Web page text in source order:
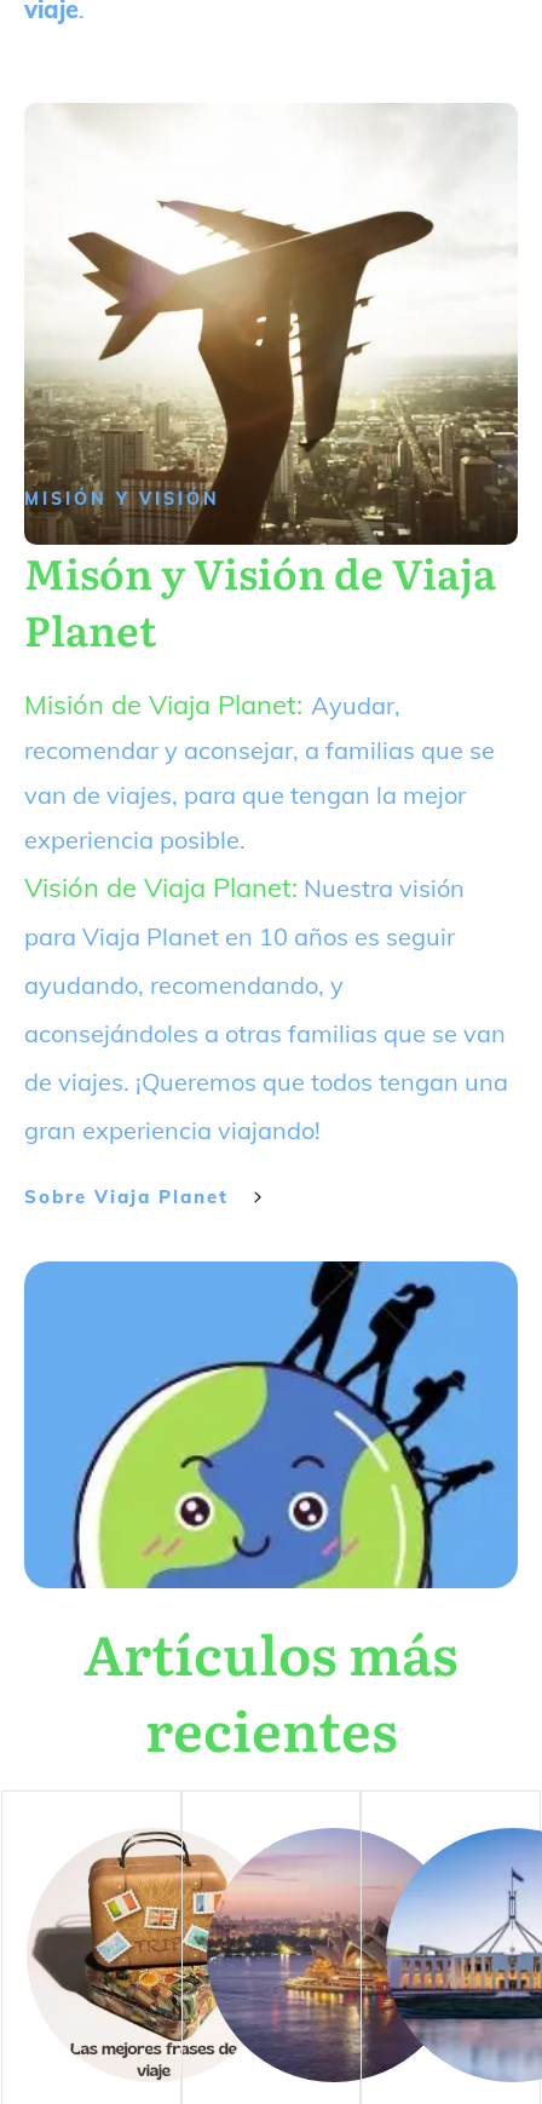
viaje.
MISIÓN Y VISIÓN
Misón y Visión de Viaja
Planet
Misión de Viaja Planet: Ayudar,
recomendar y aconsejar, a familias que se
van de viajes, para que tengan la mejor
experiencia posible.
Visión de Viaja Planet: Nuestra visión
para Viaja Planet en 10 años es seguir
ayudando, recomendando, y
aconsejándoles a otras familias que se van
de viajes. ¡Queremos que todos tengan una
gran experiencia viajando!
Sobre Viaja Planet
Artículos más
recientes